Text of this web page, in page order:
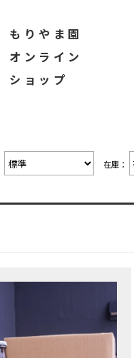
もりやま園
オンライン
ショップ
在庫：